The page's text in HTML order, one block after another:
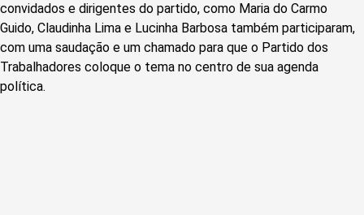
convidados e dirigentes do partido, como Maria do Carmo
Guido, Claudinha Lima e Lucinha Barbosa também participaram,
com uma saudação e um chamado para que o Partido dos
Trabalhadores coloque o tema no centro de sua agenda
política.